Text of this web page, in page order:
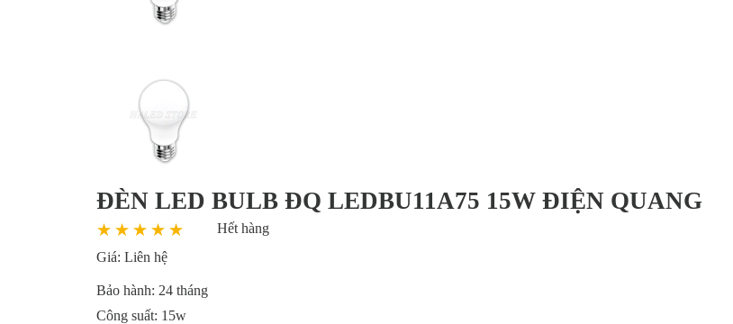
ĐÈN LED BULB ĐQ LEDBU11A75 15W ĐIỆN QUANG
Hết hàng
Giá: Liên hệ
Bảo hành: 24 tháng
Công suất: 15w